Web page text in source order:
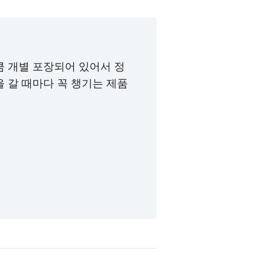
개별 포장되어 있어서 정
갈 때마다 꼭 챙기는 제품